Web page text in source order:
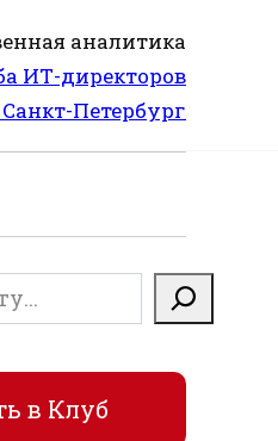
аналитика
ИТ-директоров
Санкт-Петербург
в Клуб